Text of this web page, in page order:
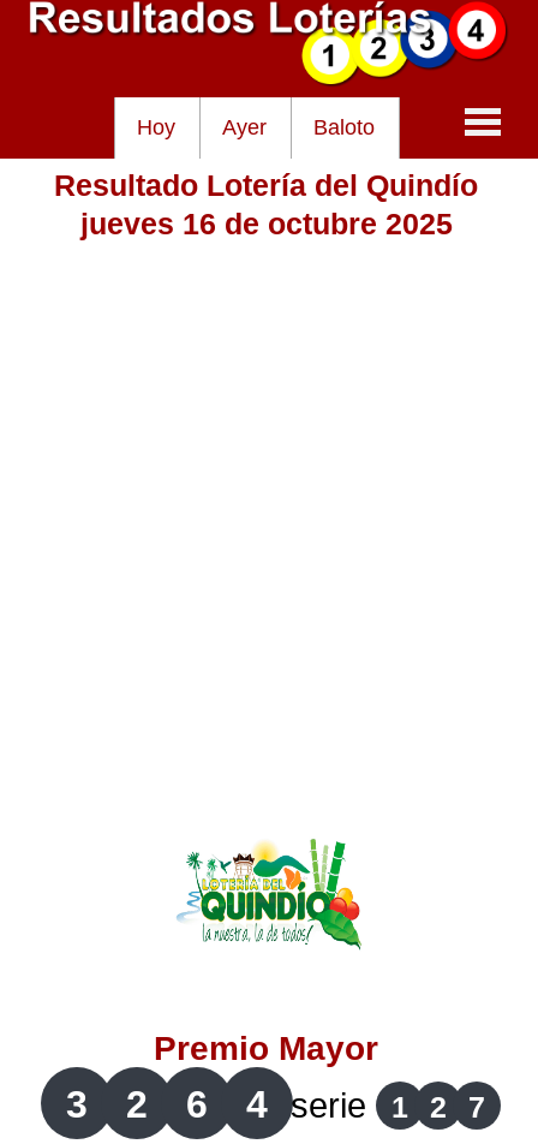
Hoy Ayer Baloto
Baloto
Lotería de Bogotá
Lotería de Risaralda
Lotería de Santander
Lotería del Cauca
Resultado Lotería del Quindío
jueves 16 de octubre 2025
Premio Mayor
3 2 6 4 serie 1 2 7